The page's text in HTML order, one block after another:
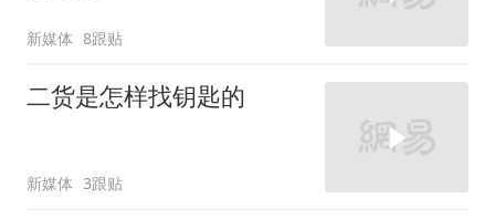
新媒体 8跟贴
二货是怎样找钥匙的
新媒体 3跟贴